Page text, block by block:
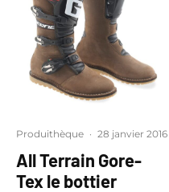
Produithèque · 28 janvier 2016
All Terrain Gore-
Tex le bottier